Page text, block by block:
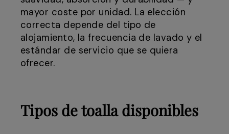
mayor coste por unidad. La elección
correcta depende del tipo de
alojamiento, la frecuencia de lavado y el
estándar de servicio que se quiera
ofrecer.
Tipos de toalla disponibles